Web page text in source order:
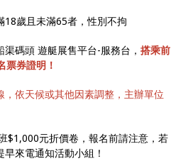
18歲且未滿65者，性別不拘
渠碼頭 遊艇展售平台-服務台，搭乘前
票券證明！
依天候或其他因素調整，主辦單位
$1,000元折價卷，報名前請注意，若
來電通知活動小組！